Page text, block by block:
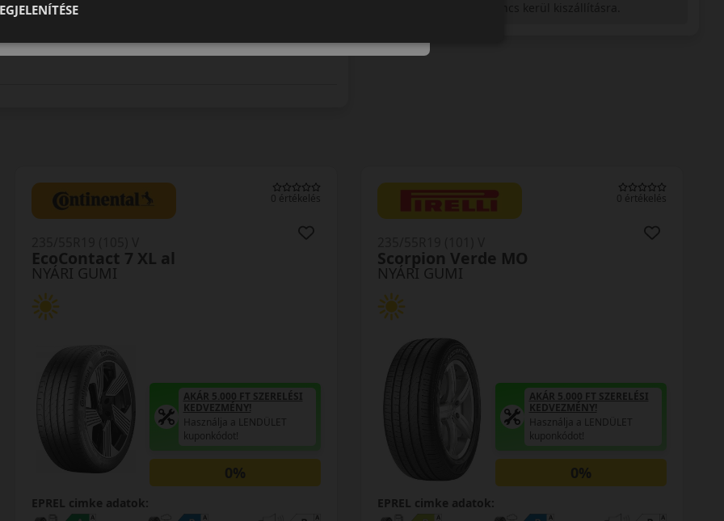
0 értékelés
NYÁRI GUMI
EcoContact 7 XL al
AKÁR 5.000 FT SZERELÉSI
KEDVEZMÉNY!
Használja a LENDÜLET
kuponkódot!
0%
EPREL cimke adatok:
0 értékelés
NYÁRI GUMI
Scorpion Verde MO
AKÁR 5.000 FT SZERELÉSI
KEDVEZMÉNY!
Használja a LENDÜLET
kuponkódot!
0%
EPREL cimke adatok: